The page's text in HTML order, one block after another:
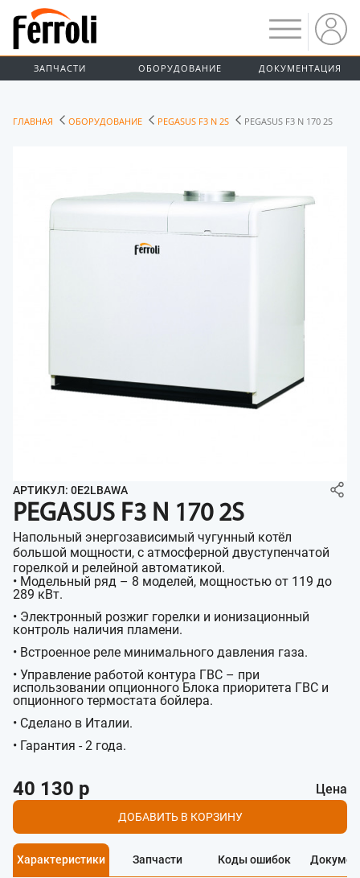
ЗАПЧАСТИ ОБОРУДОВАНИЕ ДОКУМЕНТАЦИЯ
ГЛАВНАЯ ОБОРУДОВАНИЕ PEGASUS F3 N 2S PEGASUS F3 N 170 2S
АРТИКУЛ: 0E2LBAWA
PEGASUS F3 N 170 2S
Напольный энергозависимый чугунный котёл
большой мощности, с атмосферной двуступенчатой
горелкой и релейной автоматикой.
• Модельный ряд – 8 моделей, мощностью от 119 до
289 кВт.
• Электронный розжиг горелки и ионизационный
контроль наличия пламени.
• Встроенное реле минимального давления газа.
• Управление работой контура ГВС – при
использовании опционного Блока приоритета ГВС и
опционного термостата бойлера.
• Сделано в Италии.
• Гарантия - 2 года.
40 130 р Цена
ДОБАВИТЬ В КОРЗИНУ
Характеристики Запчасти Коды ошибок